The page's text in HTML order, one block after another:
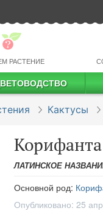
РАСТЕНИЕ
Кактусы
ЛАТИНСКОЕ
Основной род:
Опубликовано: 25